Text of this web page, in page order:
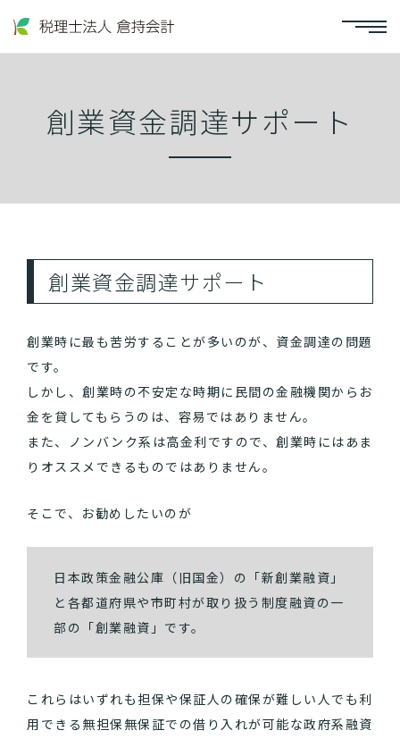
創業資金調達サポート
創業資金調達サポート
創業時に最も苦労することが多いのが、資金調達の問題
です。
しかし、創業時の不安定な時期に民間の金融機関からお
金を貸してもらうのは、容易ではありません。
また、ノンバンク系は高金利ですので、創業時にはあま
りオススメできるものではありません。
そこで、お勧めしたいのが
日本政策金融公庫（旧国金）の「新創業融資」
と各都道府県や市町村が取り扱う制度融資の一
部の「創業融資」です。
これらはいずれも担保や保証人の確保が難しい人でも利
用できる無担保無保証での借り入れが可能な政府系融資